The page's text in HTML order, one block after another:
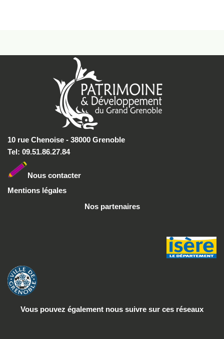
10 rue Chenoise - 38000 Grenoble
Tel: 09.51.86.27.84
Nous contacter
Mentions légales
Nos partenaires
Vous pouvez également nous suivre sur ces réseaux